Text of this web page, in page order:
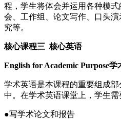
程，学生将体会并运用各种模
会、工作组、论文写作、口头
究等。
核心课程三 核心英语
English for Academic Purpose学
学术英语是本课程的重要组成
中。在学术英语课堂上，学生需
●写学术论文和报告